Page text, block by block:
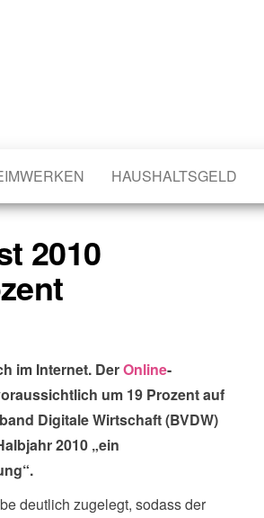
HAUSHALTSGELD
2010
im Internet. DerOnline-
um 19 Prozent auf
Digitale Wirtschaft (BVDW)
2010 „ein
deutlich zugelegt, sodass der